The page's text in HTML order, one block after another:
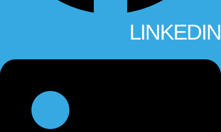
LINKEDIN